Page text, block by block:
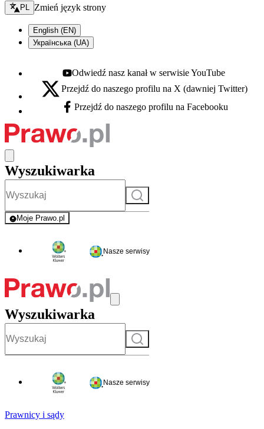
Zmień język - bieżący:
PL Zmień język strony
English (EN)
Українська (UA)
Youtube - otwiera się w nowej karcie
Odwiedź nasz kanał w serwisie YouTube
X - otwiera się w nowej karcie
Przejdź do naszego profilu na X (dawniej Twitter)
Facebook - otwiera się w nowej karcie
Przejdź do naszego profilu na Facebooku
Wyszukiwarka
Szukaj
Moje Prawo.pl
- rejestracja i logowanie do serwisu
Nasze serwisy
Wyszukiwarka
Szukaj
Nasze serwisy
Prawnicy i sądy